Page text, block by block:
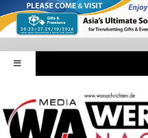
Inhalt
springen
Toggle
Navigation
Werbeartikel Nachrichten